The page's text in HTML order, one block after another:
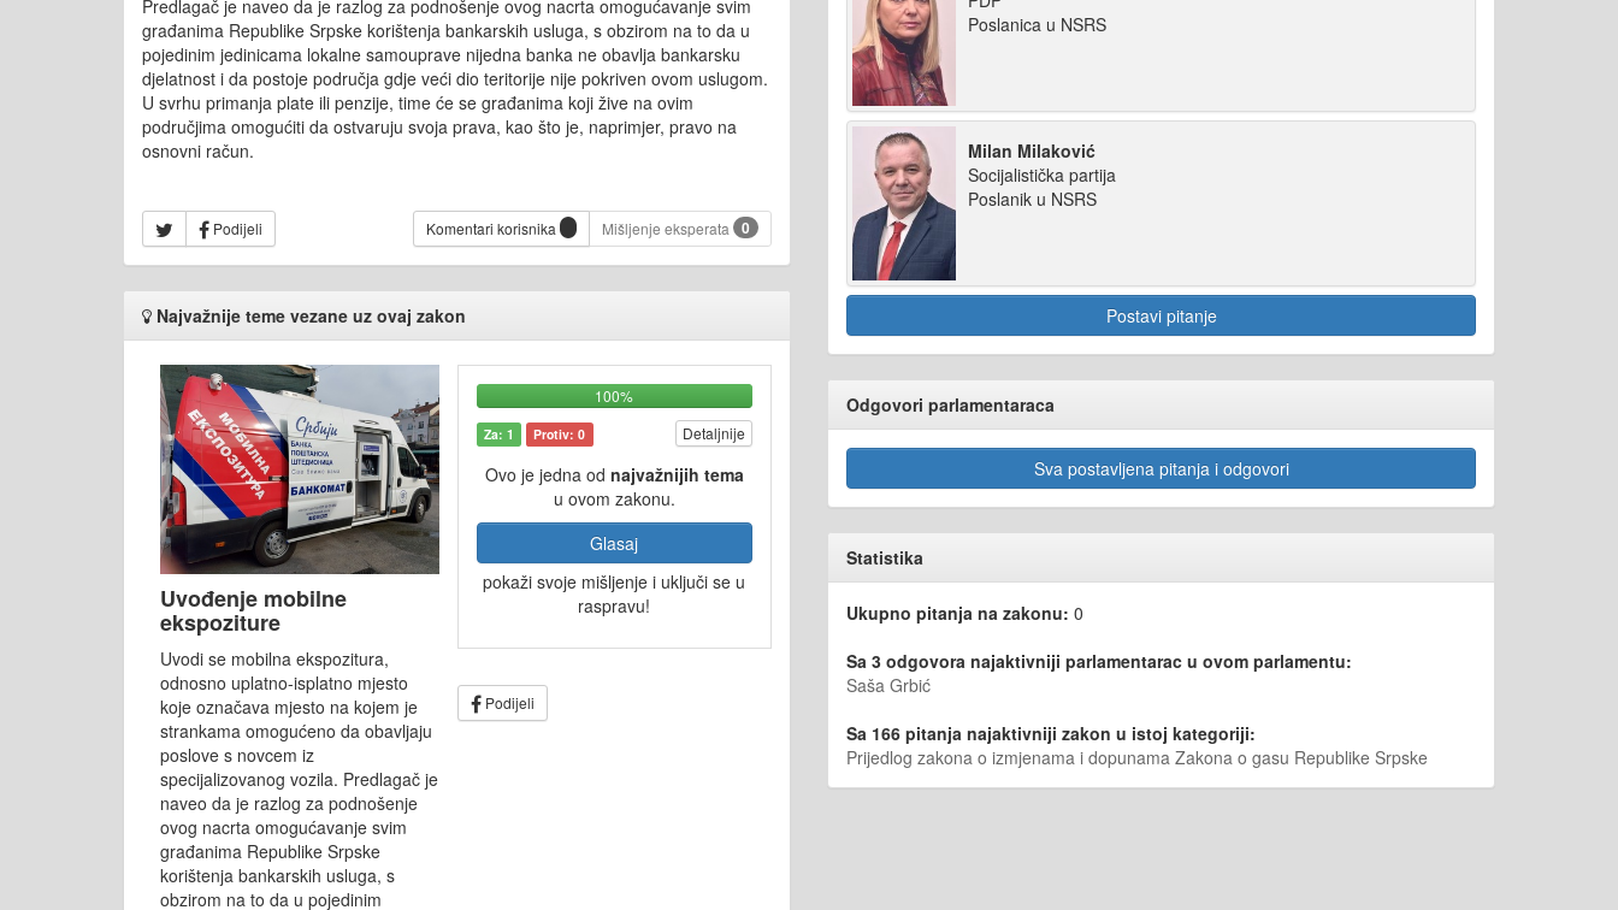
Predlagač je naveo da je razlog za podnošenje ovog nacrta omogućavanje svim
građanima Republike Srpske korištenja bankarskih usluga, s obzirom na to da u
pojedinim jedinicama lokalne samouprave nijedna banka ne obavlja bankarsku
djelatnost i da postoje područja gdje veći dio teritorije nije pokriven ovom uslugom.
U svrhu primanja plate ili penzije, time će se građanima koji žive na ovim
područjima omogućiti da ostvaruju svoja prava, kao što je, naprimjer, pravo na
osnovni račun.
Podijeli Komentari korisnika Mišljenje eksperata 0
Najvažnije teme vezane uz ovaj zakon
Uvođenje mobilne
ekspoziture
Uvodi se mobilna ekspozitura,
odnosno uplatno-isplatno mjesto
koje označava mjesto na kojem je
strankama omogućeno da obavljaju
poslove s novcem iz
specijalizovanog vozila. Predlagač je
naveo da je razlog za podnošenje
ovog nacrta omogućavanje svim
građanima Republike Srpske
korištenja bankarskih usluga, s
obzirom na to da u pojedinim
100%
Za: 1 Protiv: 0 Detaljnije
Ovo je jedna od najvažnijih tema
u ovom zakonu.
Glasaj
pokaži svoje mišljenje i uključi se u
raspravu!
Podijeli
Poslanica u NSRS
Milan Milaković
Socijalistička partija
Poslanik u NSRS
Postavi pitanje
Odgovori parlamentaraca
Sva postavljena pitanja i odgovori
Statistika
Ukupno pitanja na zakonu: 0
Sa 3 odgovora najaktivniji parlamentarac u ovom parlamentu:
Saša Grbić
Sa 166 pitanja najaktivniji zakon u istoj kategoriji:
Prijedlog zakona o izmjenama i dopunama Zakona o gasu Republike Srpske